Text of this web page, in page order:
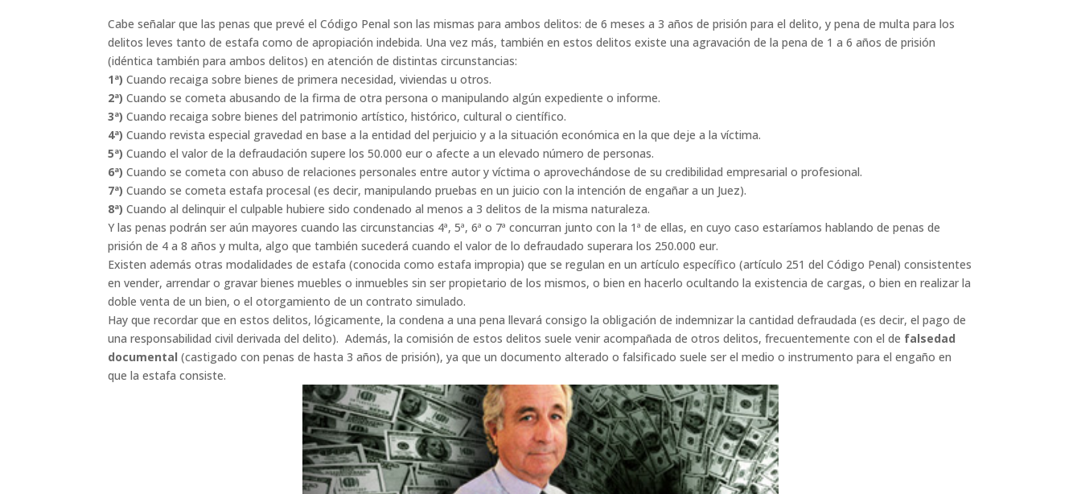
Cabe señalar que las penas que prevé el Código Penal son las mismas para ambos delitos: de 6 meses a 3 años de prisión para el delito, y pena de multa para los
delitos leves tanto de estafa como de apropiación indebida. Una vez más, también en estos delitos existe una agravación de la pena de 1 a 6 años de prisión
(idéntica también para ambos delitos) en atención de distintas circunstancias:
1ª) Cuando recaiga sobre bienes de primera necesidad, viviendas u otros.
2ª)Cuando se cometa abusando de la firma de otra persona o manipulando algún expediente o informe.
3ª) Cuando recaiga sobre bienes del patrimonio artístico, histórico, cultural o científico.
4ª) Cuando revista especial gravedad en base a la entidad del perjuicio y a la situación económica en la que deje a la víctima.
5ª) Cuando el valor de la defraudación supere los 50.000 eur o afecte a un elevado número de personas.
6ª)Cuando se cometa con abuso de relaciones personales entre autor y víctima o aprovechándose de su credibilidad empresarial o profesional.
7ª) Cuando se cometa estafa procesal (es decir, manipulando pruebas en un juicio con la intención de engañar a un Juez).
8ª) Cuando al delinquir el culpable hubiere sido condenado al menos a 3 delitos de la misma naturaleza.
Y las penas podrán ser aún mayores cuando las circunstancias 4ª, 5ª, 6ª o 7ª concurran junto con la 1ª de ellas, en cuyo caso estaríamos hablando de penas de
prisión de 4 a 8 años y multa, algo que también sucederá cuando el valor de lo defraudado superara los 250.000 eur.
Existen además otras modalidades de estafa (conocida como estafa impropia) que se regulan en un artículo específico (artículo 251 del Código Penal) consistentes
en vender, arrendar o gravar bienes muebles o inmuebles sin ser propietario de los mismos, o bien en hacerlo ocultando la existencia de cargas, o bien en realizar la
doble venta de un bien, o el otorgamiento de un contrato simulado.
Hay que recordar que en estos delitos, lógicamente, la condena a una pena llevará consigo la obligación de indemnizar la cantidad defraudada (es decir, el pago de
una responsabilidad civil derivada del delito). Además, la comisión de estos delitos suele venir acompañada de otros delitos, frecuentemente con el de falsedad
documental (castigado con penas de hasta 3 años de prisión), ya que un documento alterado o falsificado suele ser el medio o instrumento para el engaño en
que la estafa consiste.